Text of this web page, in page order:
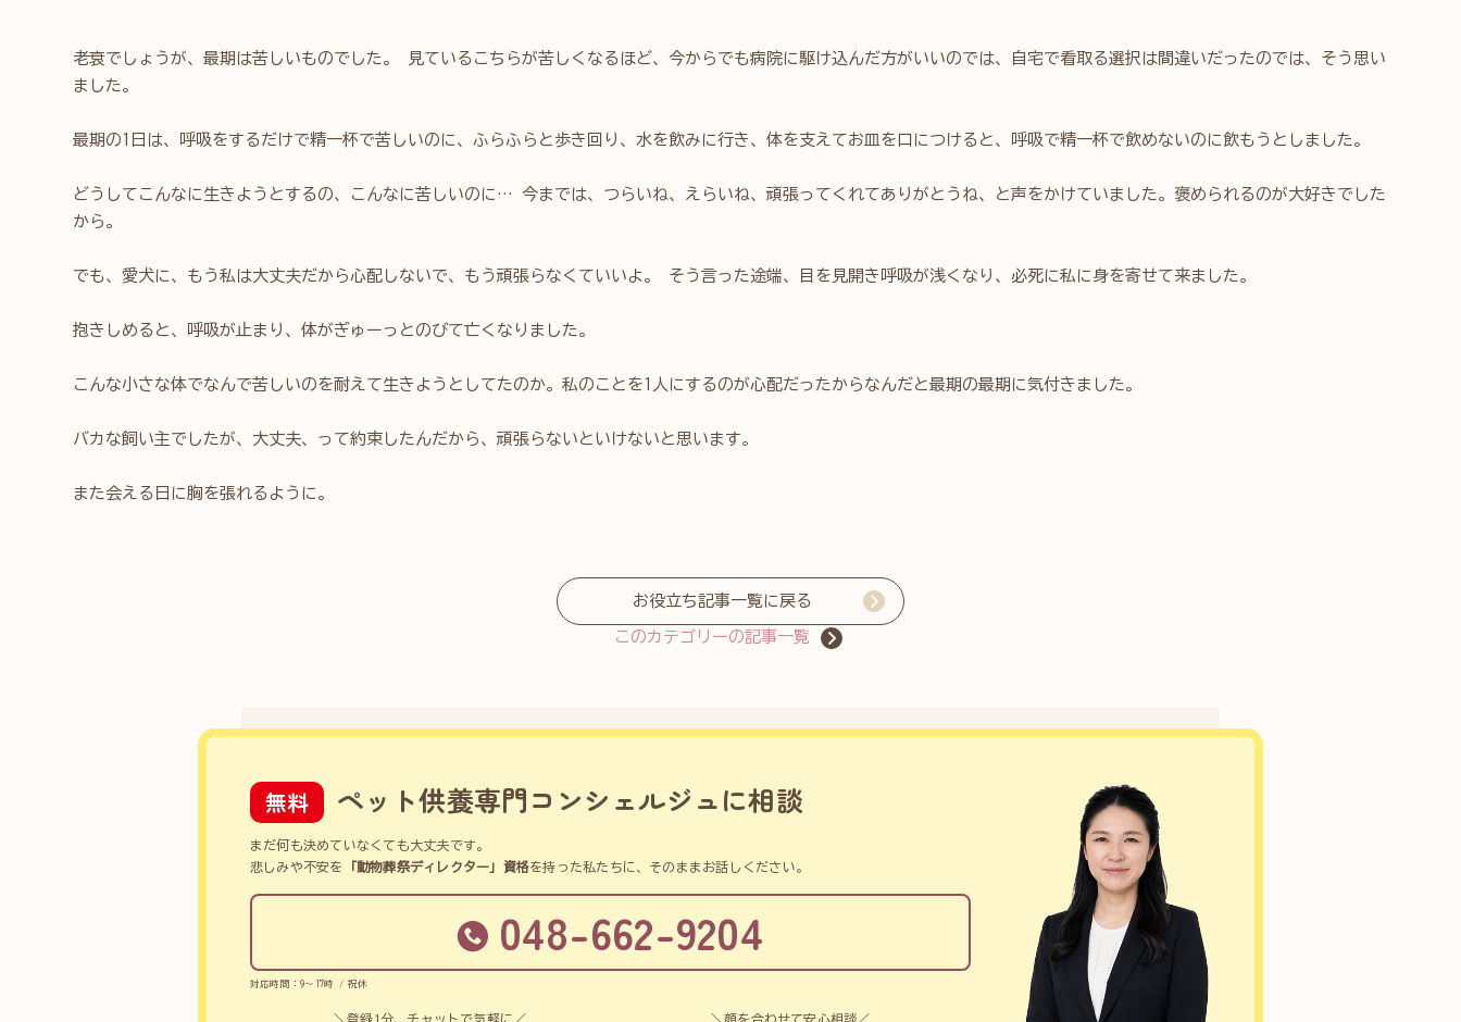
老衰でしょうが、最期は苦しいものでした。 見ているこちらが苦しくなるほど、今からでも病院に駆け込んだ方がいいのでは、自宅で看取る選択は間違いだったのでは、そう思い
ました。
最期の1日は、呼吸をするだけで精一杯で苦しいのに、ふらふらと歩き回り、水を飲みに行き、体を支えてお皿を口につけると、呼吸で精一杯で飲めないのに飲もうとしました。
どうしてこんなに生きようとするの、こんなに苦しいのに… 今までは、つらいね、えらいね、頑張ってくれてありがとうね、と声をかけていました。褒められるのが大好きでした
から。
でも、愛犬に、もう私は大丈夫だから心配しないで、もう頑張らなくていいよ。 そう言った途端、目を見開き呼吸が浅くなり、必死に私に身を寄せて来ました。
抱きしめると、呼吸が止まり、体がぎゅーっとのびて亡くなりました。
こんな小さな体でなんで苦しいのを耐えて生きようとしてたのか。私のことを1人にするのが心配だったからなんだと最期の最期に気付きました。
バカな飼い主でしたが、大丈夫、って約束したんだから、頑張らないといけないと思います。
また会える日に胸を張れるように。
お役立ち記事一覧に戻る
このカテゴリーの記事一覧
無料 ペット供養専門コンシェルジュに相談
まだ何も決めていなくても大丈夫です。
悲しみや不安を
「動物葬祭ディレクター」資格を持った私たちに、そのままお話しください。
048-662-9204
対応時間：9～17時 / 祝休
＼登録1分、チャットで気軽に／ ＼顔を合わせて安心相談／